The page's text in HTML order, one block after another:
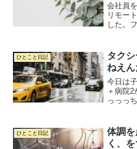
会社員
リモー
した。
ャット
ライン
っと話
トで質
ひとこと日記
タク
ねえん
今日は
＋病院
っっっ
から薬
お迎え
宅。ギ
落ち着
ひとこと日記
体調
く、